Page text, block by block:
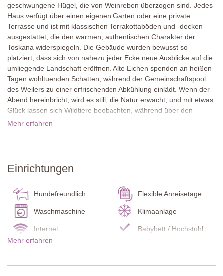
geschwungene Hügel, die von Weinreben überzogen sind. Jedes
Haus verfügt über einen eigenen Garten oder eine private
Terrasse und ist mit klassischen Terrakottaböden und -decken
ausgestattet, die den warmen, authentischen Charakter der
Toskana widerspiegeln. Die Gebäude wurden bewusst so
platziert, dass sich von nahezu jeder Ecke neue Ausblicke auf die
umliegende Landschaft eröffnen. Alte Eichen spenden an heißen
Tagen wohltuenden Schatten, während der Gemeinschaftspool
des Weilers zu einer erfrischenden Abkühlung einlädt. Wenn der
Abend hereinbricht, wird es still, die Natur erwacht, und mit etwas
Glück lassen sich Wildtiere beobachten, während über den
Hügeln ein klarer Sternenhimmel leuchtet. Montefiorile ist autofrei,
empfehlen wir diesen Weiler besonders für Erwachsene, die
einen ruhigen und erholsamen Urlaub suchen.
Das malerische Dorf Lecchi liegt nur 1,5 Kilometer entfernt und ist
über einen gut gepflegten, hügeligen Spazierweg erreichbar. Hier
erwarten Sie das ausgezeichnete Ristorante Malborghetto sowie
ein kleiner, gut sortierter Lebensmittelladen. Ebenfalls fußläufig
erreichbar ist das hübsche Dorf San Sano. Die mittelalterliche
befindet sich mitten im berühmten Chianti-Classico-Gebiet,
Mehr erfahren
Einrichtungen
Hundefreundlich Flexible Anreisetage
Waschmaschine Klimaanlage
Internet Babybett / Hochstuhl
Kohlenmonoxidmelder
Mehr erfahren